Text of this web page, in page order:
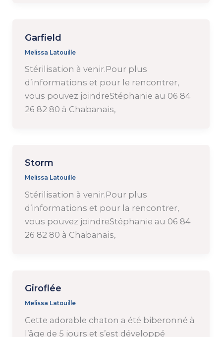
Garfield
Melissa Latouille
Stérilisation à venir.Pour plus
d’informations et pour le rencontrer,
vous pouvez joindreStéphanie au 06 84
26 82 80 à Chabanais,
Storm
Melissa Latouille
Stérilisation à venir.Pour plus
d’informations et pour la rencontrer,
vous pouvez joindreStéphanie au 06 84
26 82 80 à Chabanais,
Giroflée
Melissa Latouille
Cette adorable chaton a été biberonné à
l’âge de 5 jours et s’est développé